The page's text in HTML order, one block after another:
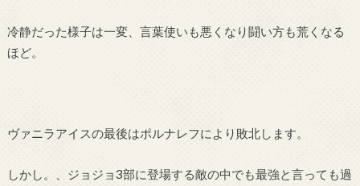
冷静だった様子は一変、言葉使いも悪くなり闘い方も荒くなる
ほど。
ヴァニラアイスの最後はポルナレフにより敗北します。
しかし。、ジョジョ3部に登場する敵の中でも最強と言っても過